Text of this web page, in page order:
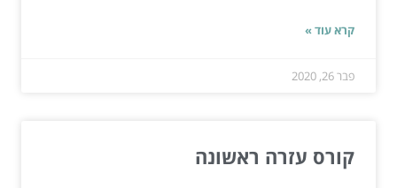
קרא עוד »
פבר 26, 2020
קורס עזרה ראשונה